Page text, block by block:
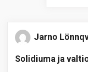
Jarno
Solidiuma ja